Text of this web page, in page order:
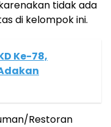
tidak ada
di kelompok ini.
Ke-78,
Restoran